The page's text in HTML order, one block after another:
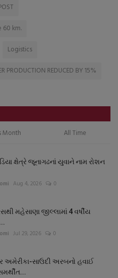
km.
Logistics
PRODUCTION REDUCED BY 15%
Month All Time
ક્ષેત્રે જૂનાગઢનાં યુવાને નામ રોશન
Aug 4, 2026 0
મહેસાણા જીલ્લામાં 4 વર્ષીય
Jul 29, 2026 0
અમેરીકા-સાઉદી અરબનો હવાઈ